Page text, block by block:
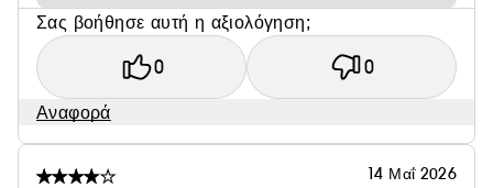
Σας βοήθησε αυτή η αξιολόγηση;
0 0
Αναφορά
14 Μαΐ 2026